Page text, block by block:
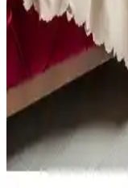
Faiend Jakarlı Düz
örtülerinin özellikleri,
ilgili kapsamlı
karar verin.
Pufumo Deri
Karşılaştırması
İki Pufumo Deri
tasarımlarıyla iç ve
sunuyor. Detaylar ve